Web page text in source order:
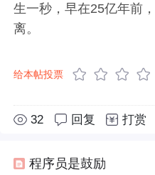
生一秒，早在25亿年前
离。
给本帖投票
32 回复 打赏
程序员是鼓励